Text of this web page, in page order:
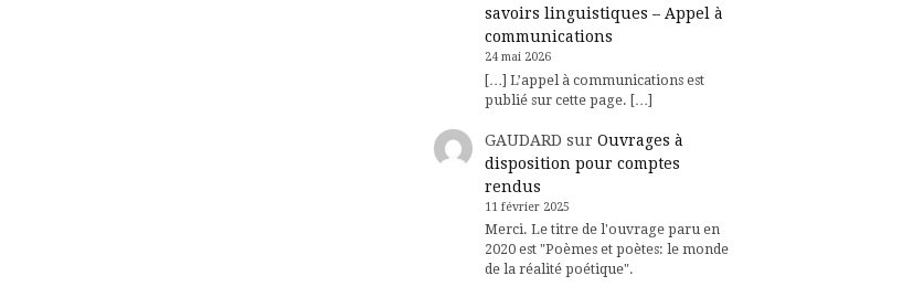
savoirs linguistiques – Appel à
communications
24 mai 2026
[…] L’appel à communications est
publié sur cette page. […]
GAUDARD sur Ouvrages à
disposition pour comptes
rendus
11 février 2025
Merci. Le titre de l'ouvrage paru en
2020 est "Poèmes et poètes: le monde
de la réalité poétique".